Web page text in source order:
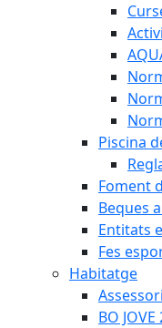
Piscina
Foment
Beques
Entitats
Fes
Habitatge
BO